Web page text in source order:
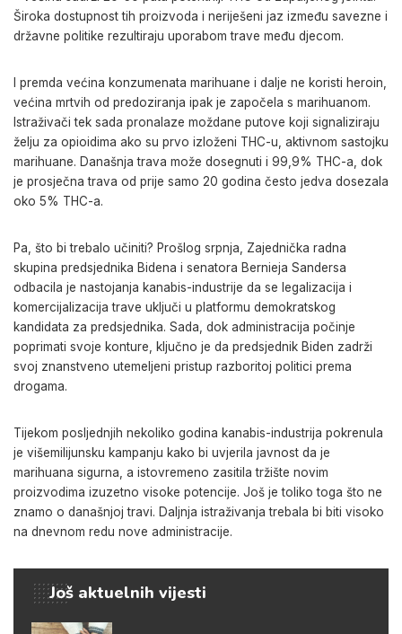
Široka dostupnost tih proizvoda i neriješeni jaz između savezne i
državne politike rezultiraju uporabom trave među djecom.
I premda većina konzumenata marihuane i dalje ne koristi heroin,
većina mrtvih od predoziranja ipak je započela s marihuanom.
Istraživači tek sada pronalaze moždane putove koji signaliziraju
želju za opioidima ako su prvo izloženi THC-u, aktivnom sastojku
marihuane. Današnja trava može dosegnuti i 99,9% THC-a, dok
je prosječna trava od prije samo 20 godina često jedva dosezala
oko 5% THC-a.
Pa, što bi trebalo učiniti? Prošlog srpnja, Zajednička radna
skupina predsjednika Bidena i senatora Bernieja Sandersa
odbacila je nastojanja kanabis-industrije da se legalizacija i
komercijalizacija trave uključi u platformu demokratskog
kandidata za predsjednika. Sada, dok administracija počinje
poprimati svoje konture, ključno je da predsjednik Biden zadrži
svoj znanstveno utemeljeni pristup razboritoj politici prema
drogama.
Tijekom posljednjih nekoliko godina kanabis-industrija pokrenula
je višemilijunsku kampanju kako bi uvjerila javnost da je
marihuana sigurna, a istovremeno zasitila tržište novim
proizvodima izuzetno visoke potencije. Još je toliko toga što ne
znamo o današnjoj travi. Daljnja istraživanja trebala bi biti visoko
na dnevnom redu nove administracije.
Još aktuelnih vijesti